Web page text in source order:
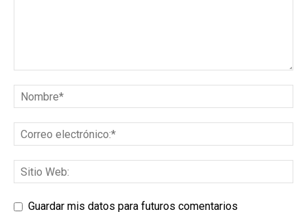
Guardar mis datos para futuros comentarios